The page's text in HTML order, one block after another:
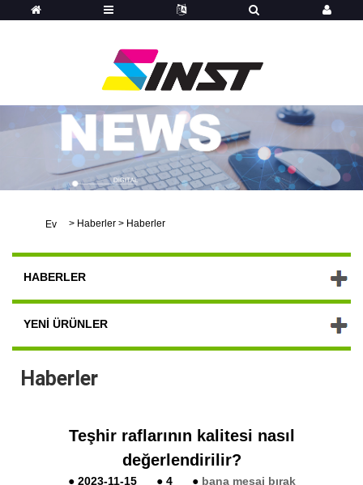
Ev > Haberler > Haberler
HABERLER
YENI ÜRÜNLER
Haberler
Teşhir raflarının kalitesi nasıl
değerlendirilir?
● 2023-11-15 ● 4 ● bana mesaj bırak